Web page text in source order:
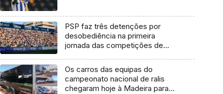
PSP faz três detenções por
desobediência na primeira
jornada das competições de
Os carros das equipas do
campeonato nacional de ralis
chegaram hoje à Madeira para